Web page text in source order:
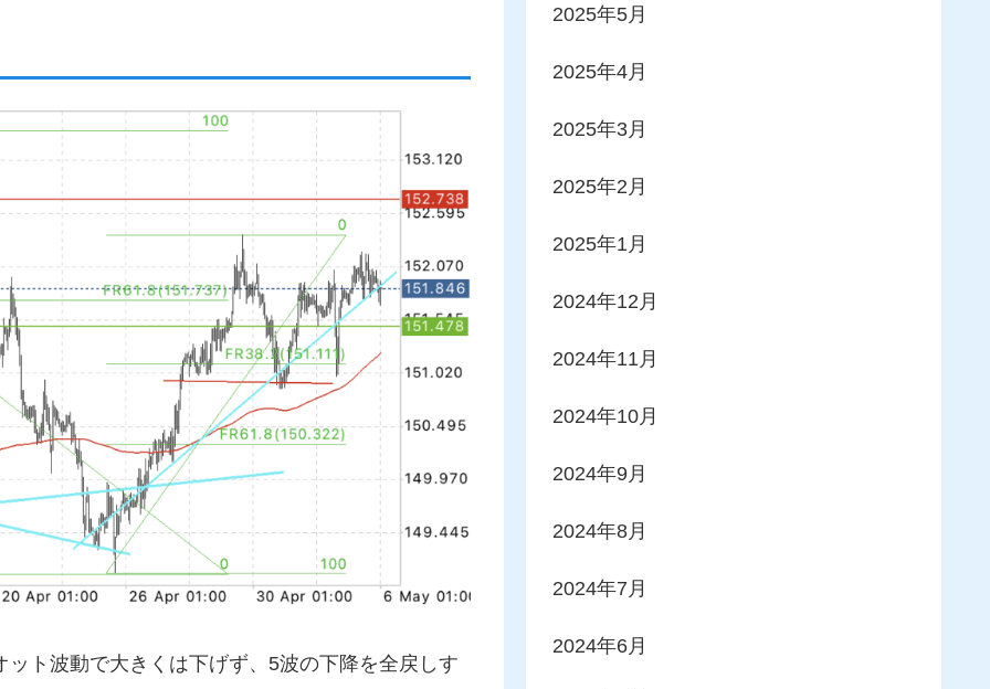
ト波動で大きくは下げず、5波の下降を全戻しす
2025年5月
2025年4月
2025年3月
2025年2月
2025年1月
2024年12月
2024年11月
2024年10月
2024年9月
2024年8月
2024年7月
2024年6月